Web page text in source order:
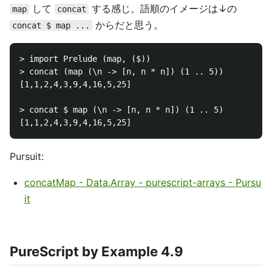
map して concat する感じ。語順のイメージは↓の
concat $ map ... からだと思う。
> import Prelude (map, ($))
> concat (map (\n -> [n, n * n]) (1 .. 5))
[1,1,2,4,3,9,4,16,5,25]
> concat $ map (\n -> [n, n * n]) (1 .. 5)
Pursuit:
concatMap - Data.Array - purescript-arrays - Pursu
it
PureScript by Example 4.9